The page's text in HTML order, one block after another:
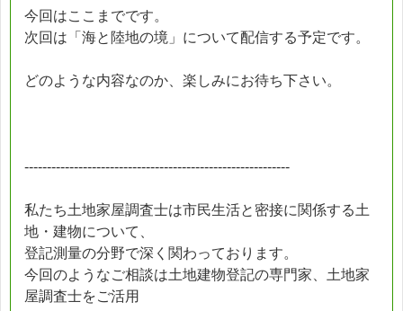
今回はここまでです。
次回は「海と陸地の境」について配信する予定です。
どのような内容なのか、楽しみにお待ち下さい。
-----------------------------------------------------------
私たち土地家屋調査士は市民生活と密接に関係する土
地・建物について、
登記測量の分野で深く関わっております。
今回のようなご相談は土地建物登記の専門家、土地家
屋調査士をご活用